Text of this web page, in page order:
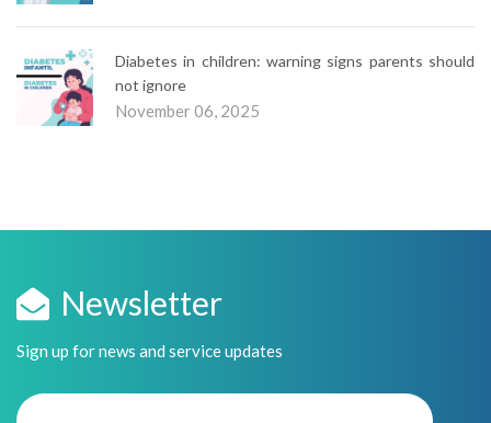
Diabetes in children: warning signs parents should
not ignore
November 06, 2025
Newsletter
Sign up for news and service updates